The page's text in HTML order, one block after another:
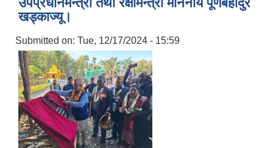
खड्काज्यू।
Submitted on: Tue, 12/17/2024 - 15:59